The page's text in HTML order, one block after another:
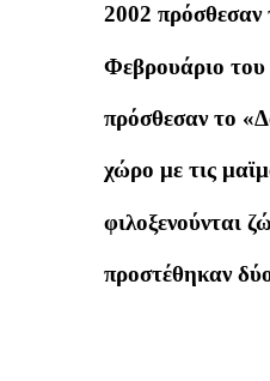
2002
Φεβρουάριο του
πρόσθεσαν το
χώρο με τις
φιλοξενούνται
προστέθηκαν